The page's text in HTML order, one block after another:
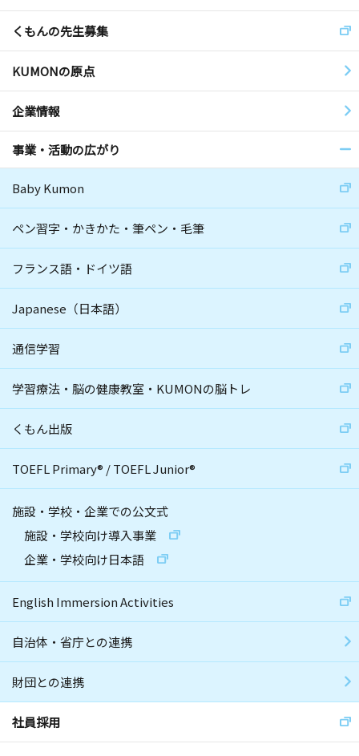
くもんの先生募集
KUMONの原点
企業情報
事業・活動の広がり
Baby Kumon
ペン習字・かきかた・筆ペン・毛筆
フランス語・ドイツ語
Japanese（日本語）
通信学習
学習療法・脳の健康教室・KUMONの脳トレ
くもん出版
TOEFL Primary® /TOEFL Junior®
施設・学校・企業での公文式
施設・学校向け導入事業
企業・学校向け日本語
English Immersion Activities
自治体・省庁との連携
財団との連携
社員採用